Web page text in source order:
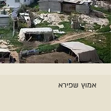
אמוץ שפירא